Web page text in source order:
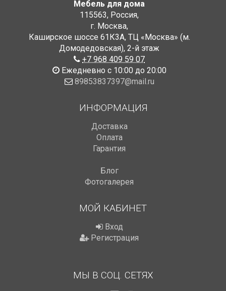
Мебель для дома
115563, Россия,
г. Москва,
Каширское шоссе 61К3А, ТЦ «Москва» (м.
Домодедовская), 2-й этаж
+7 968 409 59 07
Ежедневно с 10:00 до 20:00
89853837397@mail.ru
ИНФОРМАЦИЯ
Доставка
Оплата
Гарантия
Блог
Фотогалерея
МОЙ КАБИНЕТ
Вход
Регистрация
МЫ В СОЦ. СЕТЯХ